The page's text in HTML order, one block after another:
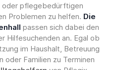
oder pflegebedürftigen
Problemen zu helfen. Die
passen sich dabei den
Hilfesuchenden an. Egal ob
im Haushalt, Betreuung
oder Familien zu Terminen